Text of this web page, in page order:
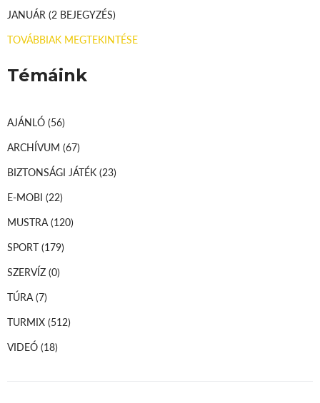
JANUÁR (2 BEJEGYZÉS)
TOVÁBBIAK MEGTEKINTÉSE
Témáink
AJÁNLÓ (56)
ARCHÍVUM (67)
BIZTONSÁGI JÁTÉK (23)
E-MOBI (22)
MUSTRA (120)
SPORT (179)
SZERVÍZ (0)
TÚRA (7)
TURMIX (512)
VIDEÓ (18)